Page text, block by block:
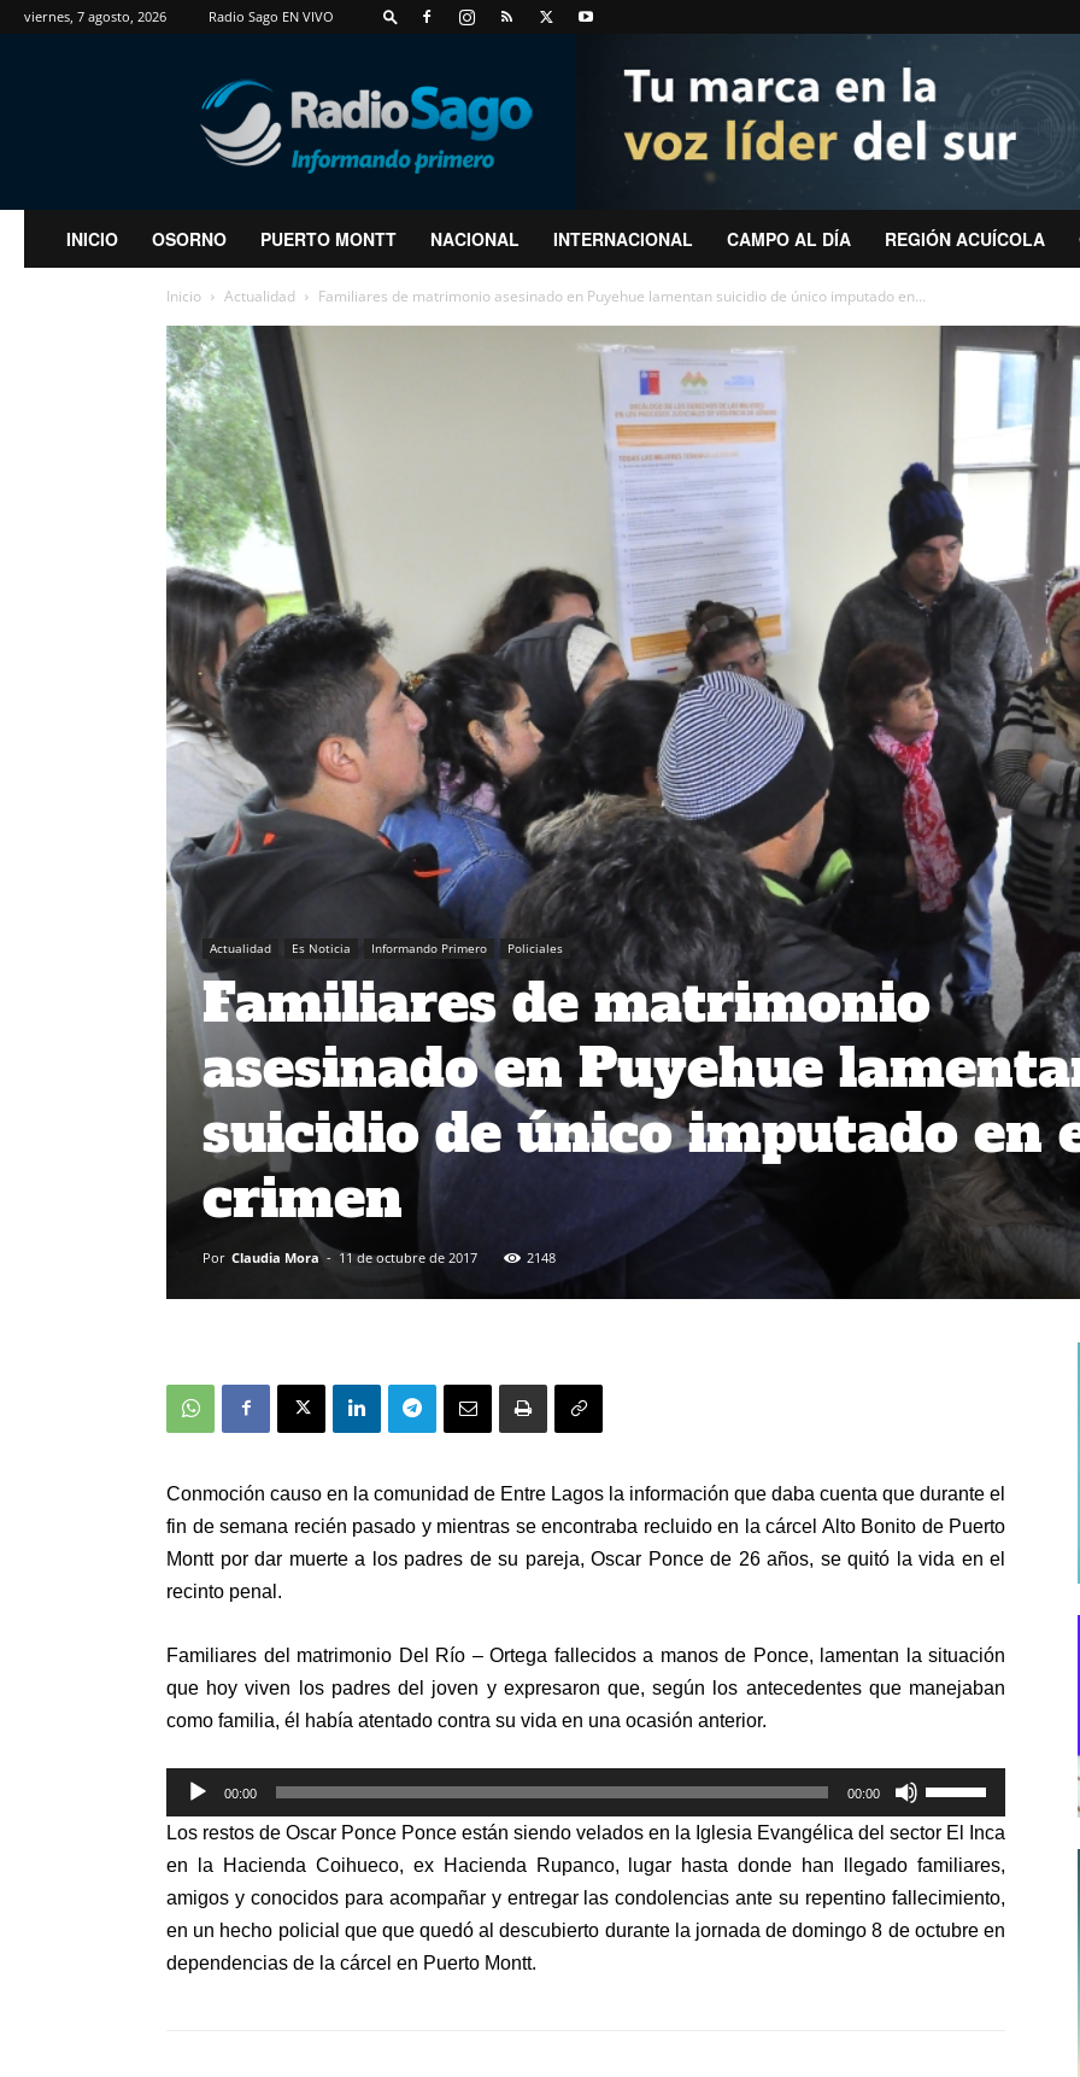
viernes, 7 agosto, 2026 Radio Sago EN VIVO
RadioSago
INICIO OSORNO PUERTO MONTT NACIONAL INTERNACIONAL CAMPO AL DÍA REGIÓN ACUÍCOLA
Inicio Actualidad Familiares de matrimonio asesinado en Puyehue lamentan suicidio de único imputado en...
Actualidad Es Noticia Informando Primero Policiales
Familiares de matrimonio
asesinado en Puyehue
suicidio de único imputado en
crimen
Por Claudia Mora - 11 de octubre de 2017 2148
Conmoción causo en la comunidad de Entre Lagos la información que daba cuenta que durante el
fin de semana recién pasado y mientras se encontraba recluido en la cárcel Alto Bonito de Puerto
Montt por dar muerte a los padres de su pareja, Oscar Ponce de 26 años, se quitó la vida en el
recinto penal.
Familiares del matrimonio Del Río – Ortega fallecidos a manos de Ponce, lamentan la situación
que hoy viven los padres del joven y expresaron que, según los antecedentes que manejaban
como familia, él había atentado contra su vida en una ocasión anterior.
Reproductor
de
audio
00:00 00:00
las
teclas
de
flecha
arriba/abajo
Los restos de Oscar Ponce Ponce están siendo velados en la Iglesia Evangélica del sector El Inca
en la Hacienda Coihueco, ex Hacienda Rupanco, lugar hasta donde han llegado familiares,
amigos y conocidos para acompañar y entregar las condolencias ante su repentino fallecimiento,
en un hecho policial que que quedó al descubierto durante la jornada de domingo 8 de octubre en
dependencias de la cárcel en Puerto Montt.